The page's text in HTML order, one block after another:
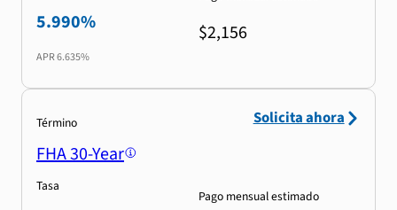
5.990%
APR6.635%
$2,156
Término
FHA 30-Year
Tasa
Pago mensual estimado
Solicita ahora